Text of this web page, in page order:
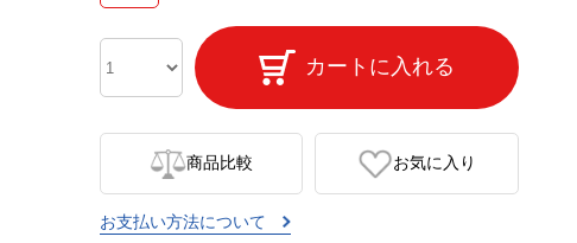
カートに入れる
商品比較 お気に入り
お支払い方法について